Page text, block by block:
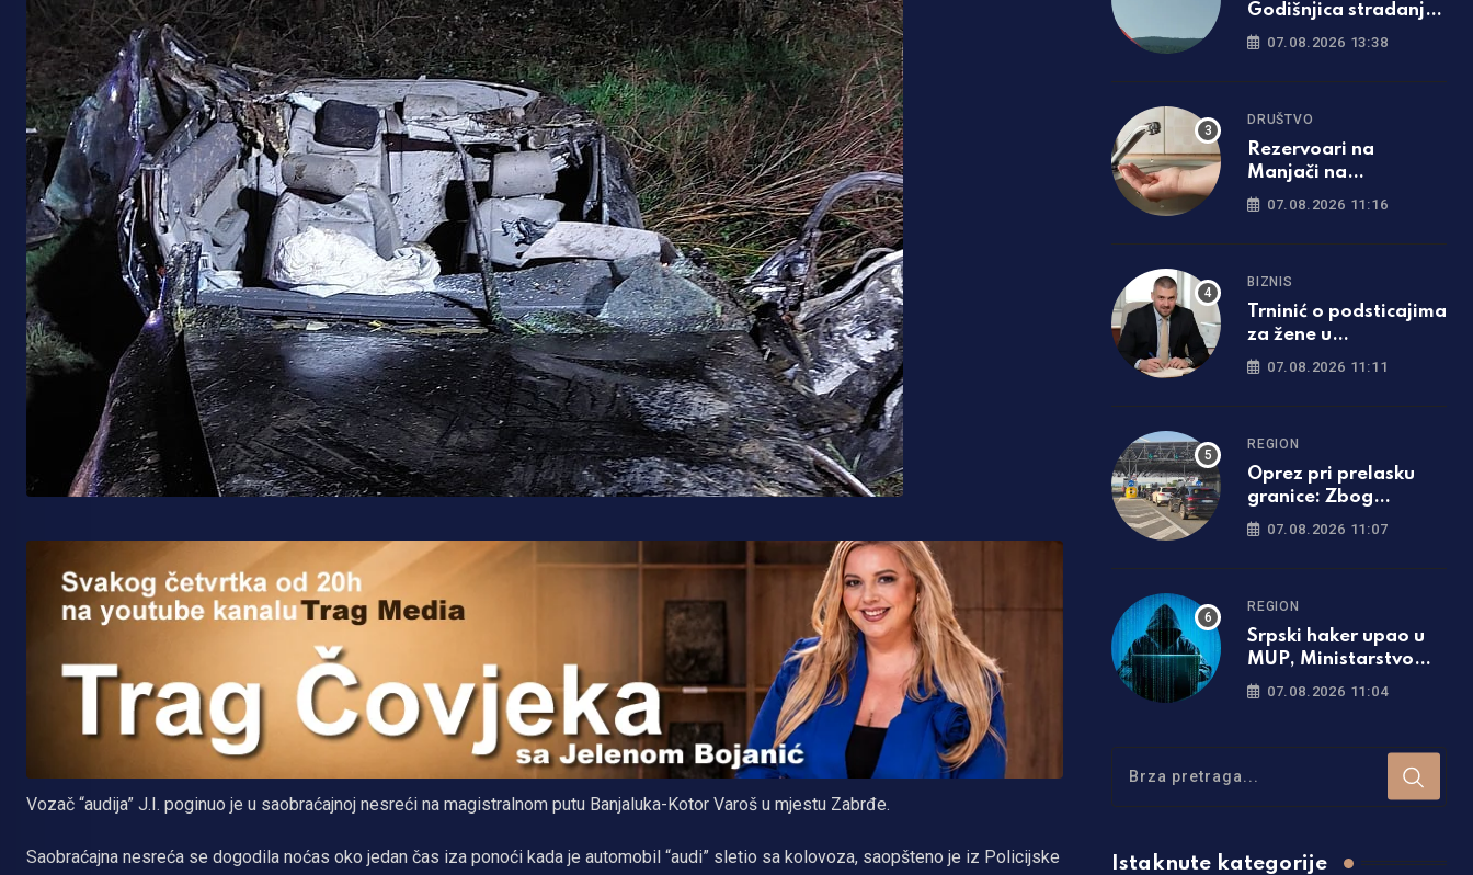
Vozač “audija” J.I. poginuo je u saobraćajnoj nesreći na magistralnom putu Banjaluka-Kotor Varoš u mjestu Zabrđe.
Saobraćajna nesreća se dogodila noćas oko jedan čas iza ponoći kada je automobil “audi” sletio sa kolovoza, saopšteno je iz Policijske
Godišnjica stradanja
srpskih civila na
07.08.2026 13:38
DRUŠTVO
Rezervoari na
Manjači na
minimumu: Nove
dijelu Banjaluke
07.08.2026 11:16
BIZNIS
Trninić o podsticajima
za žene u
poljoprivredi:
1.200.000 KM
07.08.2026 11:11
REGION
Oprez pri prelasku
granice: Zbog
nekoliko komada
i veća od 13.000 evra
07.08.2026 11:07
REGION
Srpski haker upao u
MUP, Ministarstvo
finansija i brojne
07.08.2026 11:04
Istaknute kategorije